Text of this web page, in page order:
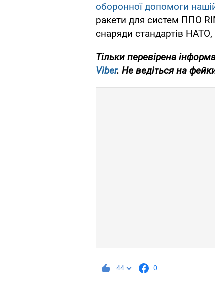
оборонної допомоги
ракети для систем ППО
снаряди стандартів
Тільки перевірена
Viber. Не ведіться на
44 0